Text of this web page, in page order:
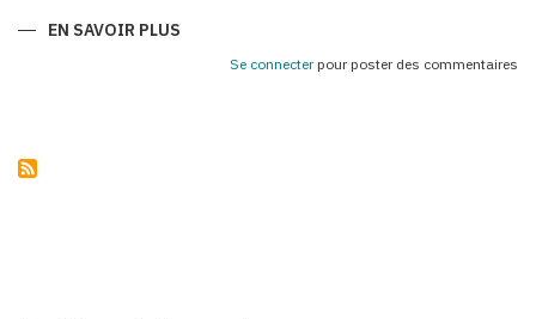
EN SAVOIR PLUS
Se connecterpour poster des commentaires